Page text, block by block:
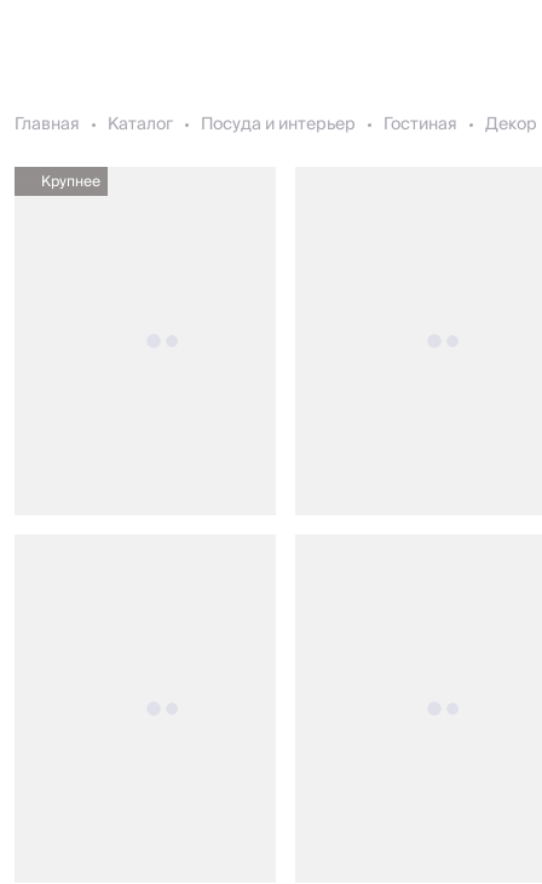
Главная Каталог Посуда и интерьер Гостиная Декор
Крупнее